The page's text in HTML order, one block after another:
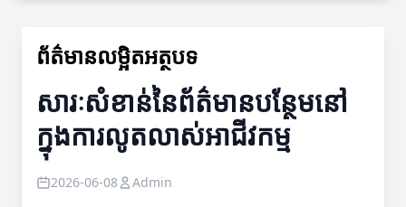
ព័ត៌មានលម្អិតអត្ថបទ
សារៈសំខាន់នៃព័ត៌មានបន្ថែមនៅ
ក្នុងការលូតលាស់អាជីវកម្ម
2026-06-08 Admin